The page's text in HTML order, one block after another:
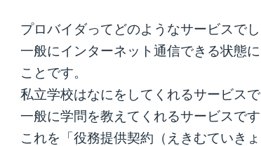
プロバイダってどのようなサービスで
一般にインターネット通信できる状態
ことです。
私立学校はなにをしてくれるサービス
一般に学問を教えてくれるサービスで
これを「役務提供契約（えきむていき